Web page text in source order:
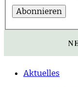
Abonnieren
Aktuelles